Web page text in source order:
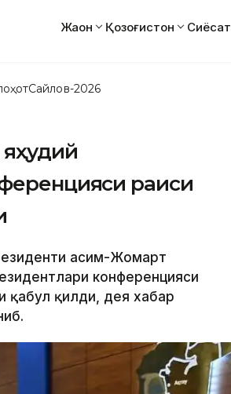
Жаҳон Қозоғистон Сиёсат
Сайлов-2026
раиси
Қасим-Жомарт
конференцияси
қабул қилди, дея хабар